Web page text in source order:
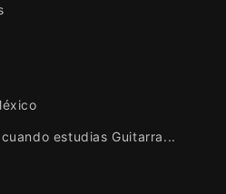
estudias Guitarra...